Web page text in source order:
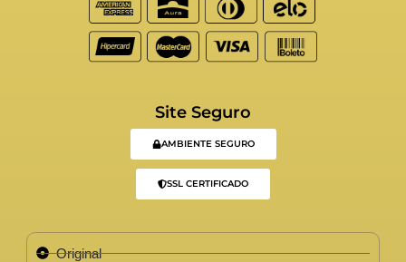
Site Seguro
AMBIENTE SEGURO
SSL CERTIFICADO
Original